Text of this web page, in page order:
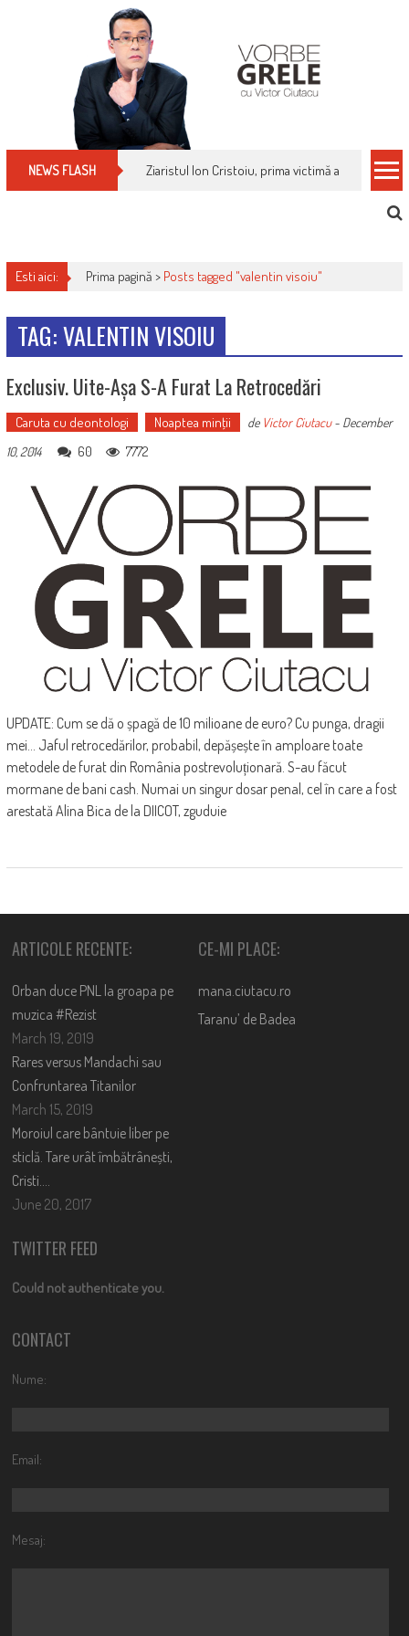
NEWS FLASH Ziaristul Ion Cristoiu, prima victimă a noi
Esti aici: Prima pagină > Posts tagged "valentin visoiu"
TAG: VALENTIN VISOIU
Exclusiv. Uite-Așa S-A Furat La Retrocedări
Caruta cu deontologi Noaptea minţii de Victor Ciutacu- December
10, 2014
60 7772
UPDATE: Cum se dă o șpagă de 10 milioane de euro? Cu punga, dragii
mei... Jaful retrocedărilor, probabil, depășește în amploare toate
metodele de furat din România postrevoluționară. S-au făcut
mormane de bani cash. Numai un singur dosar penal, cel în care a fost
arestată Alina Bica de la DIICOT, zguduie
ARTICOLE RECENTE:
Orban duce PNL la groapa pe
muzica #Rezist
March 19, 2019
Rares versus Mandachi sau
Confruntarea Titanilor
March 15, 2019
Moroiul care bântuie liber pe
sticlă. Tare urât îmbătrânești,
Cristi….
June 20, 2017
CE-MI PLACE:
mana.ciutacu.ro
Taranu’ de Badea
TWITTER FEED
Could not authenticate you.
CONTACT
Nume:
Email:
Mesaj: